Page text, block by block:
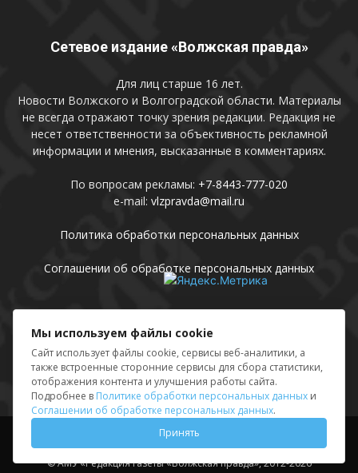
Сетевое издание «Волжская правда»
Для лиц старше 16 лет.
Новости Волжского и Волгоградской области. Материалы
не всегда отражают точку зрения редакции. Редакция не
несет ответственности за объективность рекламной
информации и мнения, высказанные в комментариях.
По вопросам рекламы: +7-8443-777-020
e-mail: vlzpravda@mail.ru
Политика обработки персональных данных
Соглашении об обработке персональных данных
Присоединяйтесь
Выходные данные
© АМУ «Редакция газеты «Волжская правда», 2012-2026
Мы используем файлы cookie
Сайт использует файлы cookie, сервисы веб-аналитики, а
также встроенные сторонние сервисы для сбора статистики,
отображения контента и улучшения работы сайта.
Подробнее в Политике обработки персональных данных и
Соглашении об обработке персональных данных.
Принять